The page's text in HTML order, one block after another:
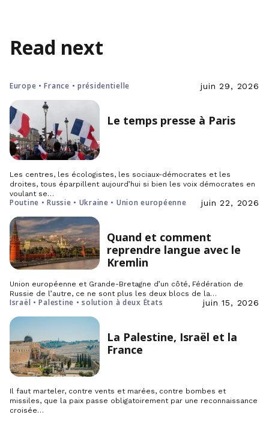
Read next
Europe • France • présidentielle juin 29, 2026
Le temps presse à Paris
Les centres, les écologistes, les sociaux-démocrates et les
droites, tous éparpillent aujourd’hui si bien les voix démocrates en
voulant se…
Poutine • Russie • Ukraine • Union européenne juin 22, 2026
Quand et comment
reprendre langue avec le
Kremlin
Union européenne et Grande-Bretagne d’un côté, Fédération de
Russie de l’autre, ce ne sont plus les deux blocs de la…
Israël • Palestine • solution à deux États juin 15, 2026
La Palestine, Israël et la
France
Il faut marteler, contre vents et marées, contre bombes et
missiles, que la paix passe obligatoirement par une reconnaissance
croisée…